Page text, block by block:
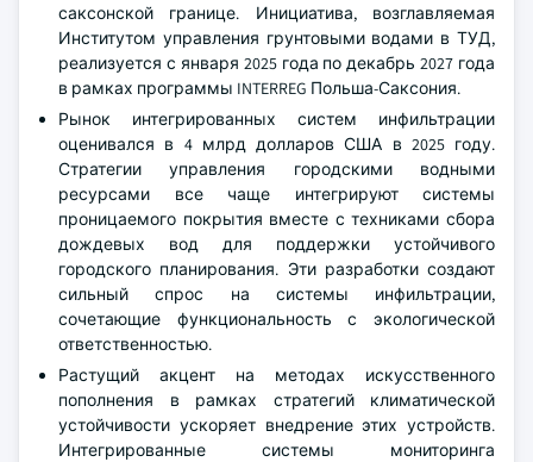
саксонской границе. Инициатива, возглавляемая
Институтом управления грунтовыми водами в ТУД,
реализуется с января 2025 года по декабрь 2027 года
в рамках программы INTERREG Польша-Саксония.
Рынок интегрированных систем инфильтрации
оценивался в 4 млрд долларов США в 2025 году.
Стратегии управления городскими водными
ресурсами все чаще интегрируют системы
проницаемого покрытия вместе с техниками сбора
дождевых вод для поддержки устойчивого
городского планирования. Эти разработки создают
сильный спрос на системы инфильтрации,
сочетающие функциональность с экологической
ответственностью.
Растущий акцент на методах искусственного
пополнения в рамках стратегий климатической
устойчивости ускоряет внедрение этих устройств.
Интегрированные системы мониторинга